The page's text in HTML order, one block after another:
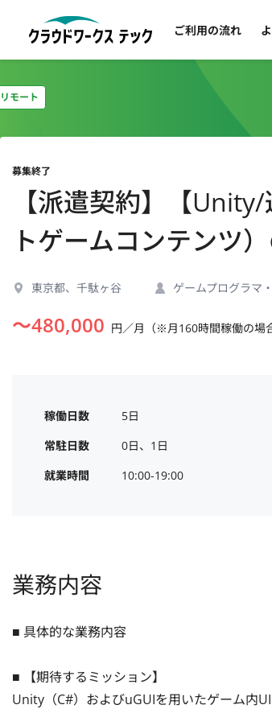
ご利用の流れ
モート
募集終了
【派遣契約】【
トゲームコンテンツ
東京都、千駄ヶ谷 ゲームプログラマ
〜480,000 円／月（※月160時間稼働の場
稼働日数
5日
常駐日数
0日、1日
就業時間
10:00-19:00
業務内容
■ 具体的な業務内容
■ 【期待するミッション】
Unity（C#）およびuGUIを用いたゲーム内